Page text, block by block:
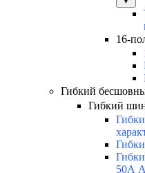
16-
Гибкий
Гибкий
50А